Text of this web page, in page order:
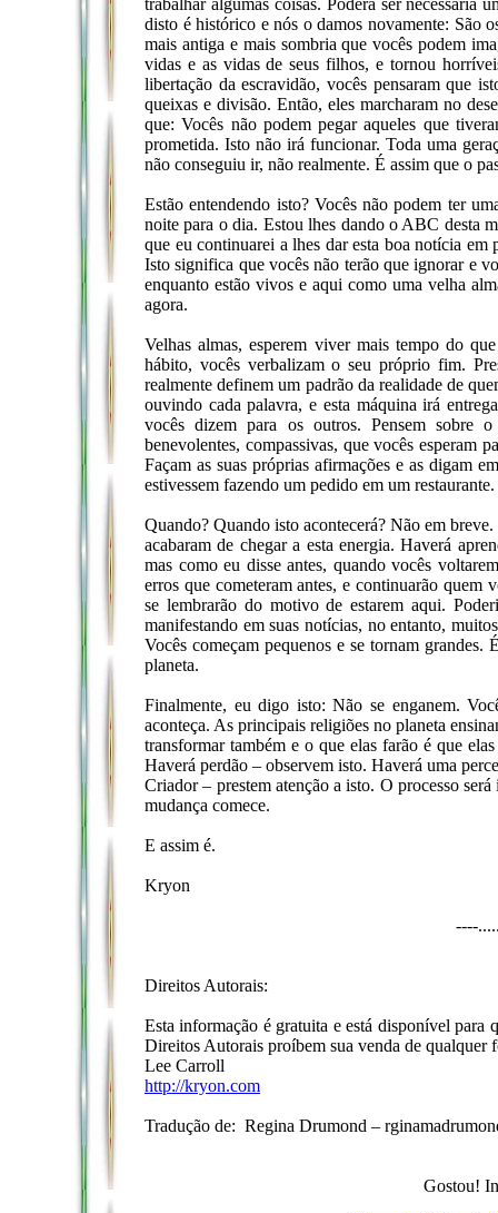
trabalhar algumas coisas. Poderá ser necessária
disto é histórico e nós o damos novamente: São
mais antiga e mais sombria que vocês podem
vidas e as vidas de seus filhos, e tornou
libertação da escravidão, vocês pensaram que
queixas e divisão. Então, eles marcharam no
que: Vocês não podem pegar aqueles que
prometida. Isto não irá funcionar. Toda uma
não conseguiu ir, não realmente. É assim que o
Estão entendendo isto? Vocês não podem ter
noite para o dia. Estou lhes dando o ABC desta
que eu continuarei a lhes dar esta boa notícia em
Isto significa que vocês não terão que ignorar e
enquanto estão vivos e aqui como uma velha
agora.
Velhas almas, esperem viver mais tempo do
hábito, vocês verbalizam o seu próprio fim.
realmente definem um padrão da realidade de
ouvindo cada palavra, e esta máquina irá
vocês dizem para os outros. Pensem sobre
benevolentes, compassivas, que vocês esperam
Façam as suas próprias afirmações e as digam
estivessem fazendo um pedido em um restaurante.
Quando? Quando isto acontecerá? Não em
acabaram de chegar a esta energia. Haverá
mas como eu disse antes, quando vocês
erros que cometeram antes, e continuarão quem
se lembrarão do motivo de estarem aqui.
manifestando em suas notícias, no entanto,
Vocês começam pequenos e se tornam grandes.
planeta.
Finalmente, eu digo isto: Não se enganem.
aconteça. As principais religiões no planeta
transformar também e o que elas farão é que
Haverá perdão – observem isto. Haverá uma
Criador – prestem atenção a isto. O processo
mudança comece.
E assim é.
Kryon
----
Direitos Autorais:
Esta informação é gratuita e está disponível para
Direitos Autorais proíbem sua venda de qualquer
Lee Carroll
http://kryon.com
Tradução de: Regina Drumond –
Gostou!